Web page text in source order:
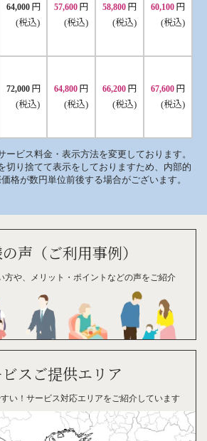
64,000 円
(税込)
57,600 円
(税込)
58,800 円
(税込)
60,100 円
(税込)
72,000 円
(税込)
64,800 円
(税込)
66,200 円
(税込)
67,600 円
(税込)
ビス料金・表示方法を変更しております。
切り捨てて表示をしておりますため、内部的
格が数円単位前後する場合がございます。
声（ご利用事例）
方や、 メリット・ ポイントなどの声をご紹介
スご提供エリア
い！ サービス対応エリアをご紹介しています